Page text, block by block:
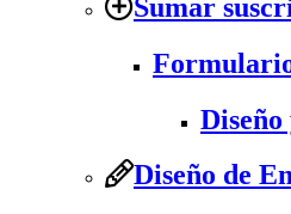
Sumar
Diseño de